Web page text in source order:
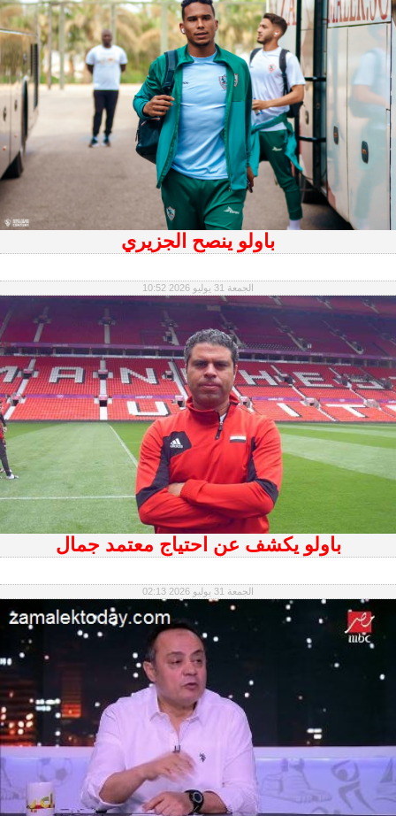
باولو ينصح الجزيري
الجمعة 31 يوليو 2026 10:52
باولو يكشف عن احتياج معتمد جمال
الجمعة 31 يوليو 2026 02:13